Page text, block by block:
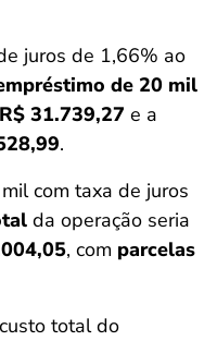
juros de 1,66% ao
de 20 mil
31.739,27 e a
.
com taxa de juros
da operação seria
, com parcelas
total do